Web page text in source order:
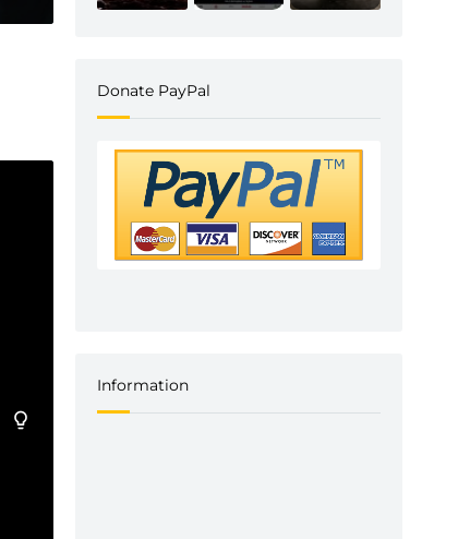
Donate PayPal
Information